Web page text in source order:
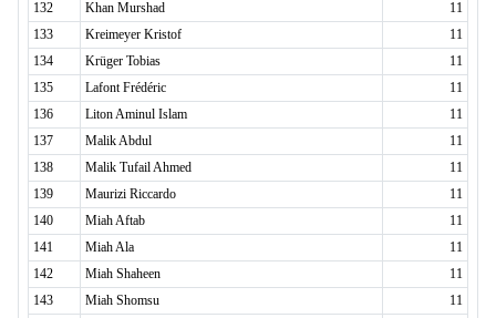
132
Khan Murshad
11
133
Kreimeyer Kristof
11
134
Krüger Tobias
11
135
Lafont Frédéric
11
136
Liton Aminul Islam
11
137
Malik Abdul
11
138
Malik Tufail Ahmed
11
139
Maurizi Riccardo
11
140
Miah Aftab
11
141
Miah Ala
11
142
Miah Shaheen
11
143
Miah Shomsu
11